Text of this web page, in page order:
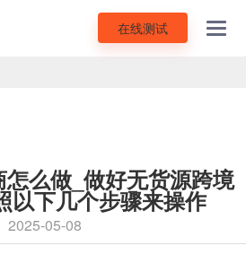
在线测试
么做_做好无货源跨境
以下几个步骤来操作
2025-05-08